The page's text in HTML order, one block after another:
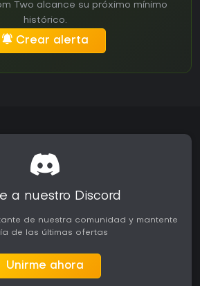
Two alcance su próximo mínimo
histórico.
Crear alerta
a nuestro Discord
de nuestra comunidad y mantente
de las últimas ofertas
Unirme ahora